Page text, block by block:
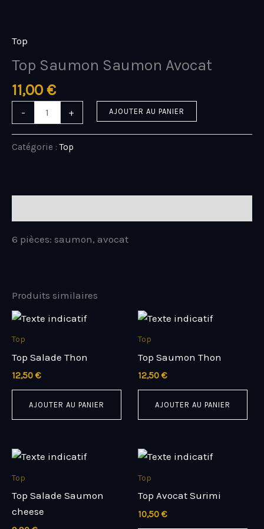
contenu
Top
Top Saumon Saumon Avocat
11,00 €
-
Top
Saumon
Avocat
+ AJOUTER AU PANIER
Catégorie :Top
6 pièces: saumon, avocat
Produits similaires
Top
Top Salade Thon
12,50 €
AJOUTER AU PANIER
Top
Top Saumon Thon
12,50 €
AJOUTER AU PANIER
Top
Top Salade Saumon
cheese
Top
Top Avocat Surimi
10,50 €